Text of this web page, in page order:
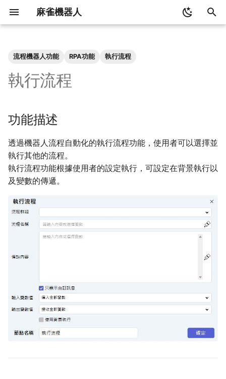
麻雀機器人
入
開
檢
索
流程群組
流程名稱
備註內容
只顯示自訂訊息
輸入變數值
輸出變數值
背景執行數量
等待加入背景執行
流程機器人功能 RPA功能 執行流程
執行流程
功能描述
透過機器人流程自動化的執行流程功能，使用者可以選擇並
執行其他的流程。
執行流程功能根據使用者的設定執行，可設定在背景執行以
及變數的傳遞。